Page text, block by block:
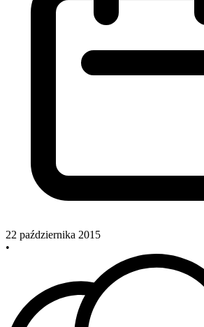
22 października 2015
•